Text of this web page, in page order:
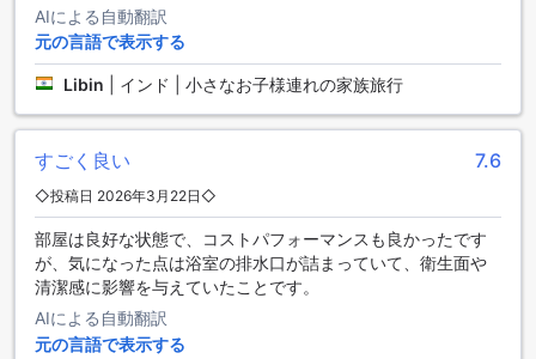
は、美味しい料理を提供しており、お部屋でのダイニングも
可能です。日々のハウスキーピングにより、清潔な環境で食
事を楽しむことができます。さらに、食料品の配達サービス
も利用できます。ハラールレストランでは、ハラール料理を
ルフ イン ホテル アル ナスルでは、お客様の食事体験をより
一層充実させるための施設をご用意しています。
魅力的な客室オプションを提供するガルフ イン ホテル アル ナ
スル
ガルフ イン ホテル アル ナスルでは、さまざまな客室タイプ
をご用意しております。クラシックダブルまたはツインは、
広々とした26平方メートルの空間を提供しています。この客
室は、快適な滞在をお求めの方に最適です。アラブ首長国連
AIによる自動翻訳
元の言語で表示する
Libin インド | 小さなお子様連れの家族旅行
すごく良い 7.6
◇投稿日 2026年3月22日◇
部屋は良好な状態で、コストパフォーマンスも良かったです
が、気になった点は浴室の排水口が詰まっていて、衛生面や
清潔感に影響を与えていたことです。
AIによる自動翻訳
元の言語で表示する